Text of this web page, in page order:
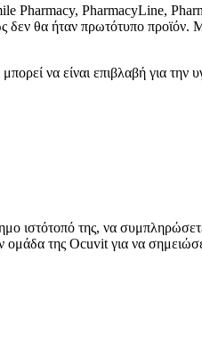
PharmacyLine,
ήταν πρωτότυπο προϊόν. Μια
να είναι επιβλαβή για την
ιστότοπό της, να
της Ocuvit για να